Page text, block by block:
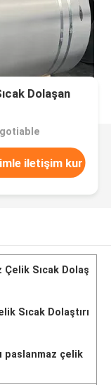
Dolaşan
iletişim kur
Çelik Sıcak Dolaş
Sıcak Dolaştırı
paslanmaz çelik